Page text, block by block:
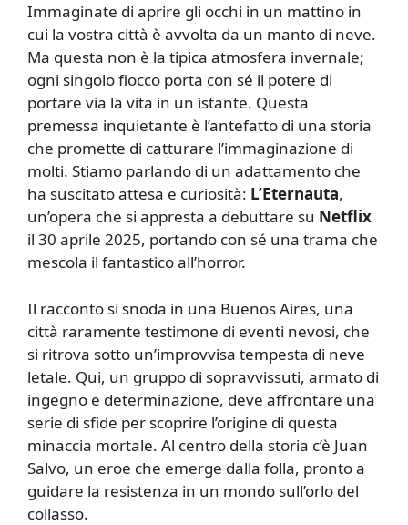
Immaginate di aprire gli occhi in un mattino in
cui la vostra città è avvolta da un manto di neve.
Ma questa non è la tipica atmosfera invernale;
ogni singolo fiocco porta con sé il potere di
portare via la vita in un istante. Questa
premessa inquietante è l’antefatto di una storia
che promette di catturare l’immaginazione di
molti. Stiamo parlando di un adattamento che
ha suscitato attesa e curiosità: L’Eternauta,
un’opera che si appresta a debuttare su Netflix
il 30 aprile 2025, portando con sé una trama che
mescola il fantastico all’horror.
Il racconto si snoda in una Buenos Aires, una
città raramente testimone di eventi nevosi, che
si ritrova sotto un’improvvisa tempesta di neve
letale. Qui, un gruppo di sopravvissuti, armato di
ingegno e determinazione, deve affrontare una
serie di sfide per scoprire l’origine di questa
minaccia mortale. Al centro della storia c’è Juan
Salvo, un eroe che emerge dalla folla, pronto a
guidare la resistenza in un mondo sull’orlo del
collasso.